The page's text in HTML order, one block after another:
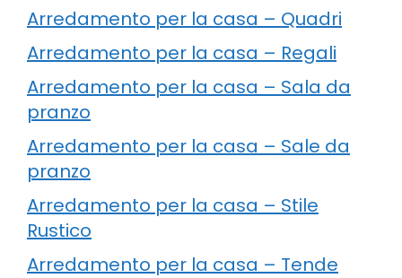
Arredamento per la casa – Quadri
Arredamento per la casa – Regali
Arredamento per la casa – Sala da
pranzo
Arredamento per la casa – Sale da
pranzo
Arredamento per la casa – Stile
Rustico
Arredamento per la casa – Tende